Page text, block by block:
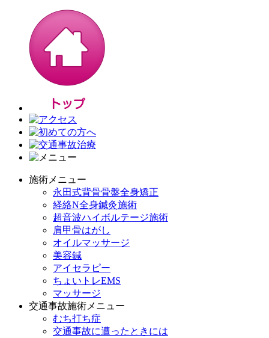
施術メニュー
永田式背骨骨盤全身矯正
経絡N全身鍼灸施術
超音波ハイボルテージ施術
肩甲骨はがし
オイルマッサージ
美容鍼
アイセラピー
ちょいトレEMS
マッサージ
交通事故施術メニュー
むち打ち症
交通事故に遭ったときには